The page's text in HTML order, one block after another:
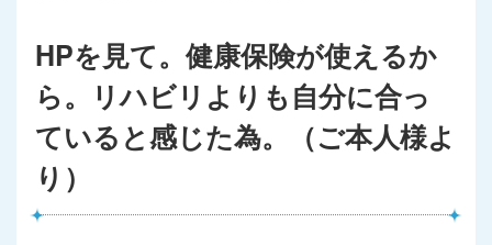
HPを見て。健康保険が使えるか
ら。リハビリよりも自分に合っ
ていると感じた為。（ご本人様よ
り）